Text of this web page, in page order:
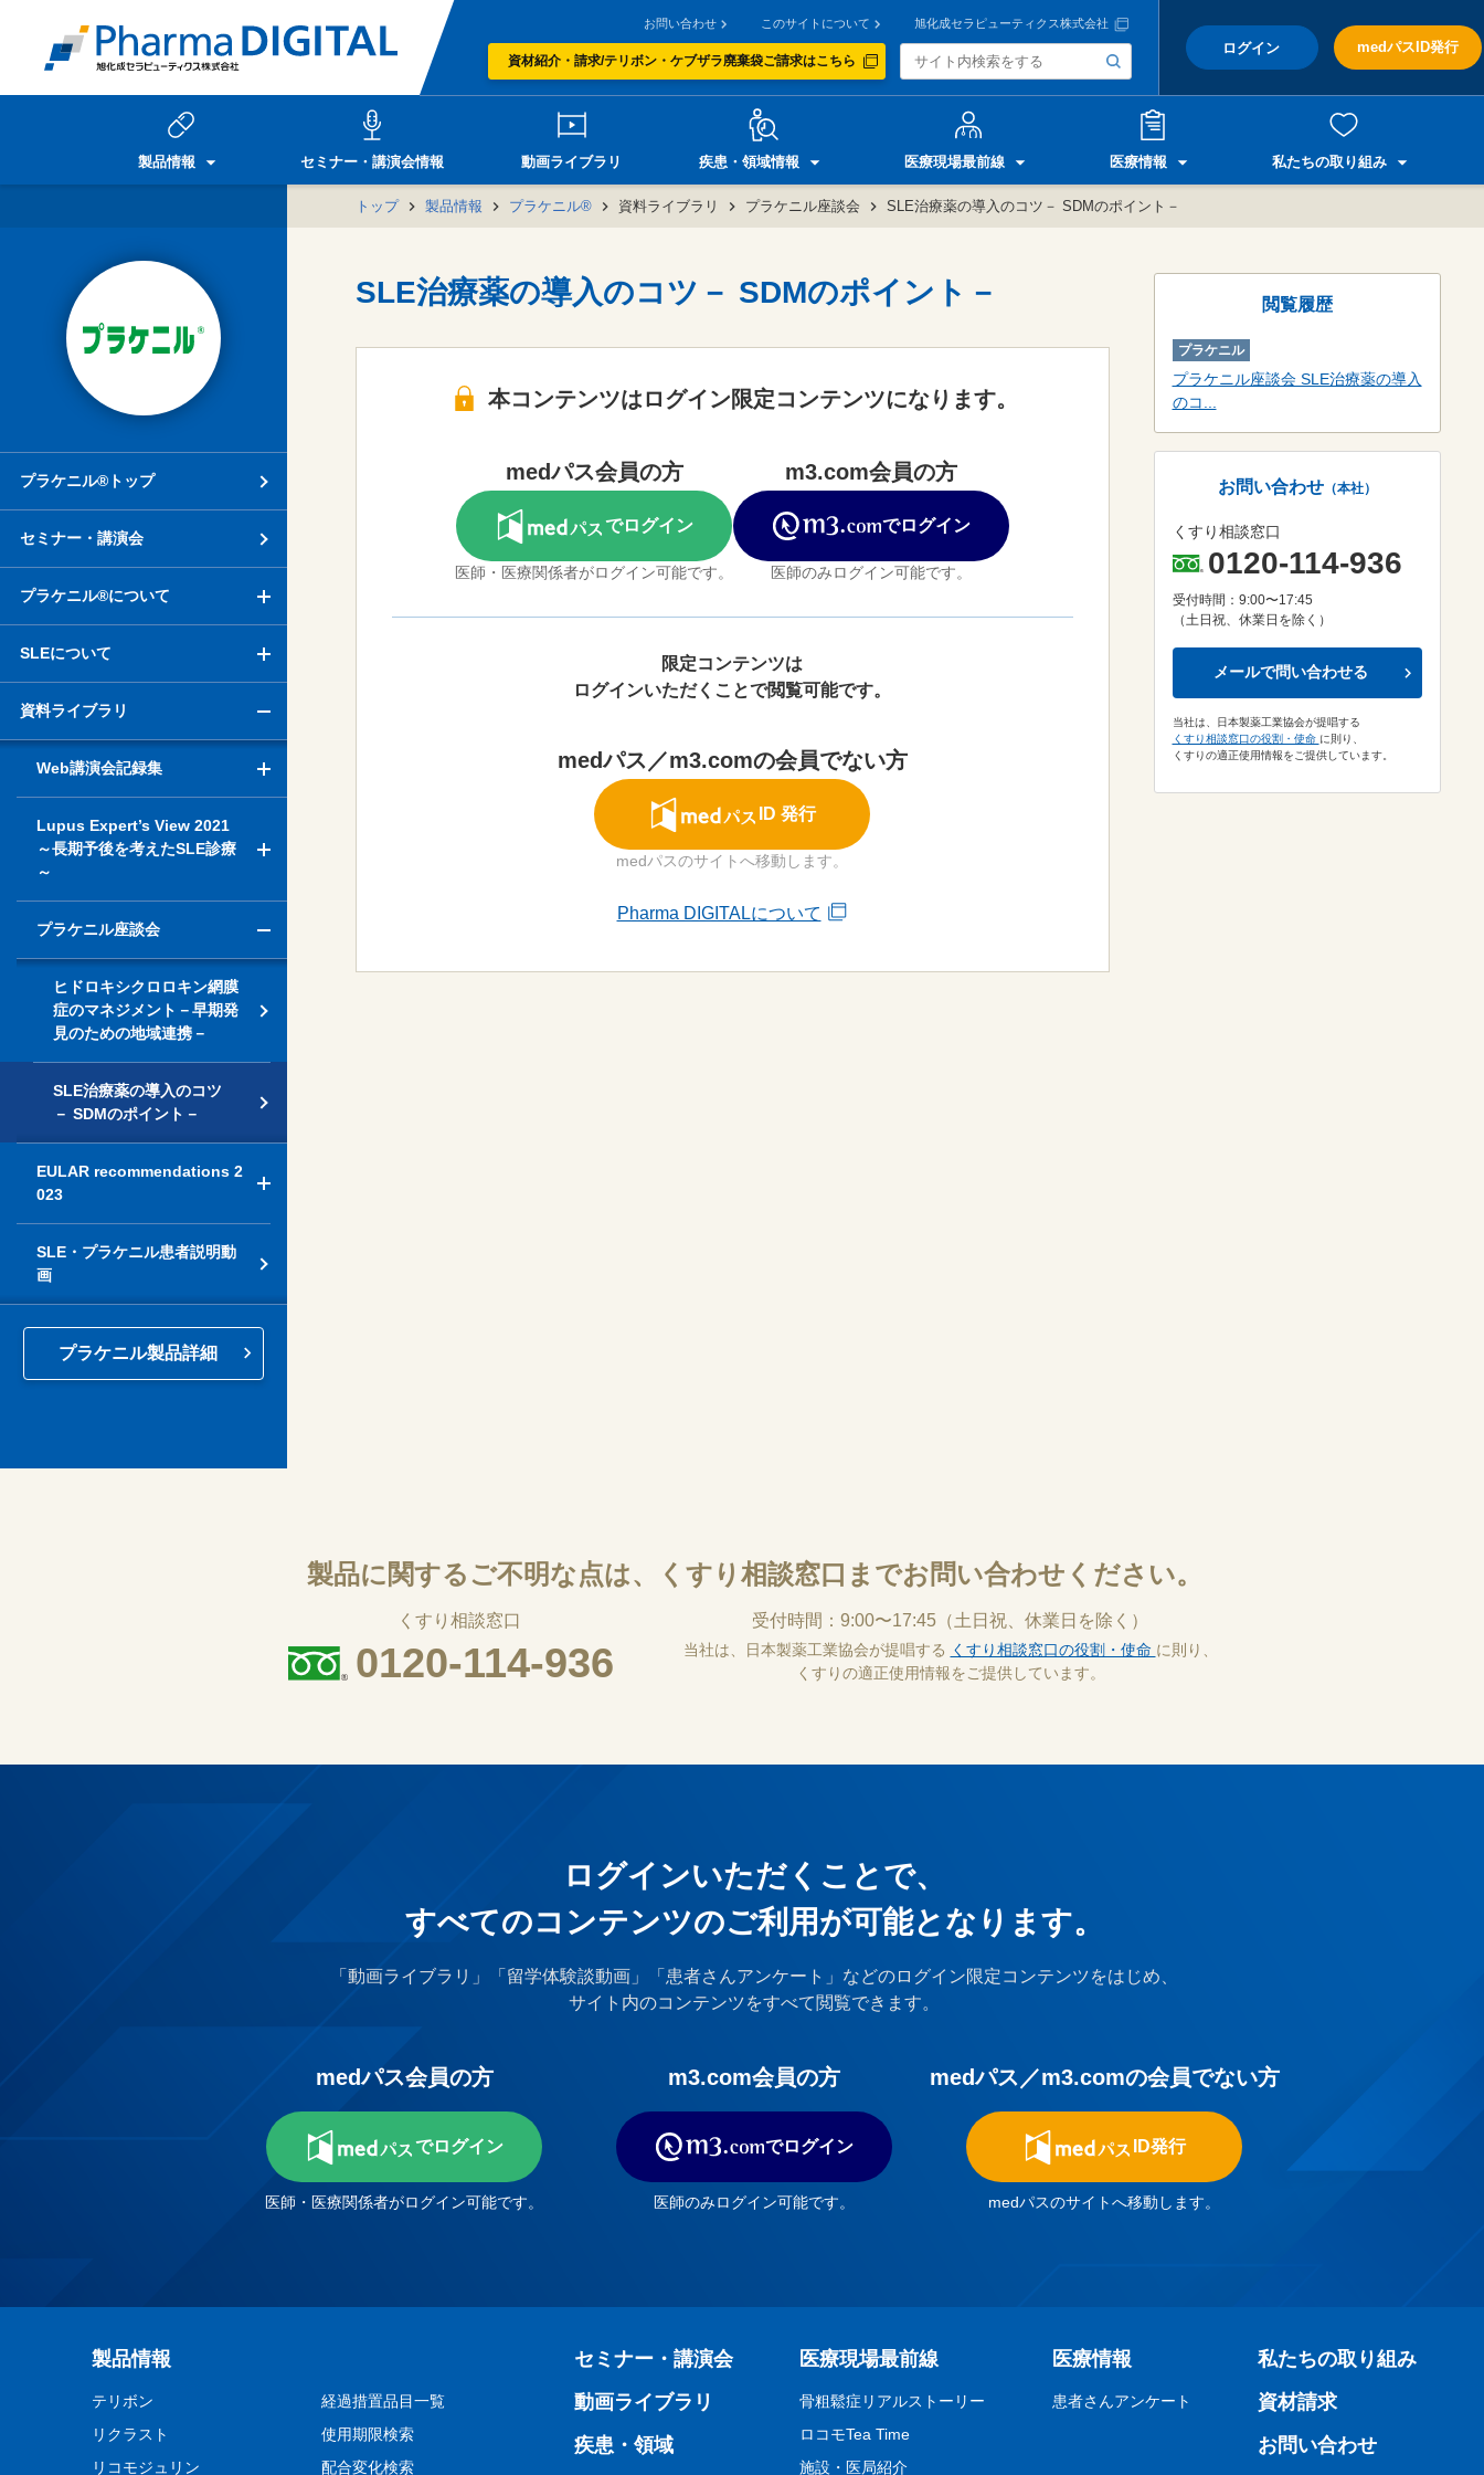
お問い合わせ このサイトについて 旭化成セラピューティクス株式会社
資材紹介・請求/テリボン・ケブザラ廃棄袋ご請求はこちら
ログイン medパスID発行
製品情報 セミナー・講演会情報 動画ライブラリ 疾患・領域情報 医療現場最前線 医療情報 私たちの取り組み
トップ 製品情報 プラケニル® 資料ライブラリ プラケニル座談会 SLE治療薬の導入のコツ－ SDMのポイント－
プラケニル®トップ
セミナー・講演会
プラケニル®について
SLEについて
資料ライブラリ
Web講演会記録集
Lupus Expert’s View 2021
～長期予後を考えたSLE診療
～
プラケニル座談会
ヒドロキシクロロキン網膜
症のマネジメント－早期発
見のための地域連携－
SLE治療薬の導入のコツ
－ SDMのポイント－
EULAR recommendations 2
023
SLE・プラケニル患者説明動
画
プラケニル製品詳細
SLE治療薬の導入のコツ－ SDMのポイント－
本コンテンツはログイン限定コンテンツになります。
medパス会員の方
でログイン
医師・医療関係者がログイン可能です。
m3.com会員の方
でログイン
医師のみログイン可能です。
限定コンテンツは
ログインいただくことで閲覧可能です。
medパス／m3.comの会員でない方
ID 発行
medパスのサイトへ移動します。
Pharma DIGITALについて
閲覧履歴
プラケニル
プラケニル座談会 SLE治療薬の導入
のコ...
お問い合わせ（本社）
くすり相談窓口
0120-114-936
受付時間：9:00〜17:45
（土日祝、休業日を除く）
メールで問い合わせる
当社は、日本製薬工業協会が提唱する
くすり相談窓口の役割・使命 に則り、
くすりの適正使用情報をご提供しています。
製品に関するご不明な点は、 くすり相談窓口までお問い合わせください。
くすり相談窓口
0120-114-936
受付時間：9:00〜17:45 （土日祝、休業日を除く）
当社は、日本製薬工業協会が提唱する くすり相談窓口の役割・使命 に則り、
くすりの適正使用情報をご提供しています。
ログインいただくことで、
すべてのコンテンツのご利⽤が可能となります。
「動画ライブラリ」「留学体験談動画」「患者さんアンケート」などのログイン限定コンテンツをはじめ、
サイト内のコンテンツをすべて閲覧できます。
medパス会員の方
でログイン
医師・医療関係者がログイン可能です。
m3.com会員の方
でログイン
医師のみログイン可能です。
medパス／m3.comの会員でない方
ID発行
medパスのサイトへ移動します。
製品情報
テリボン
リクラスト
リコモジュリン
経過措置品目一覧
使用期限検索
配合変化検索
セミナー・講演会
動画ライブラリ
疾患・領域
医療現場最前線
骨粗鬆症リアルストーリー
ロコモTea Time
施設・医局紹介
医療情報
患者さんアンケート
私たちの取り組み
資材請求
お問い合わせ